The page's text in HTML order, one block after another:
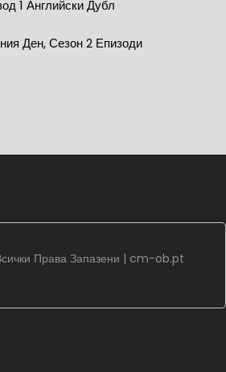
1 Английски Дубл
Ден, Сезон 2 Епизоди
Права Запазени | cm-ob.pt